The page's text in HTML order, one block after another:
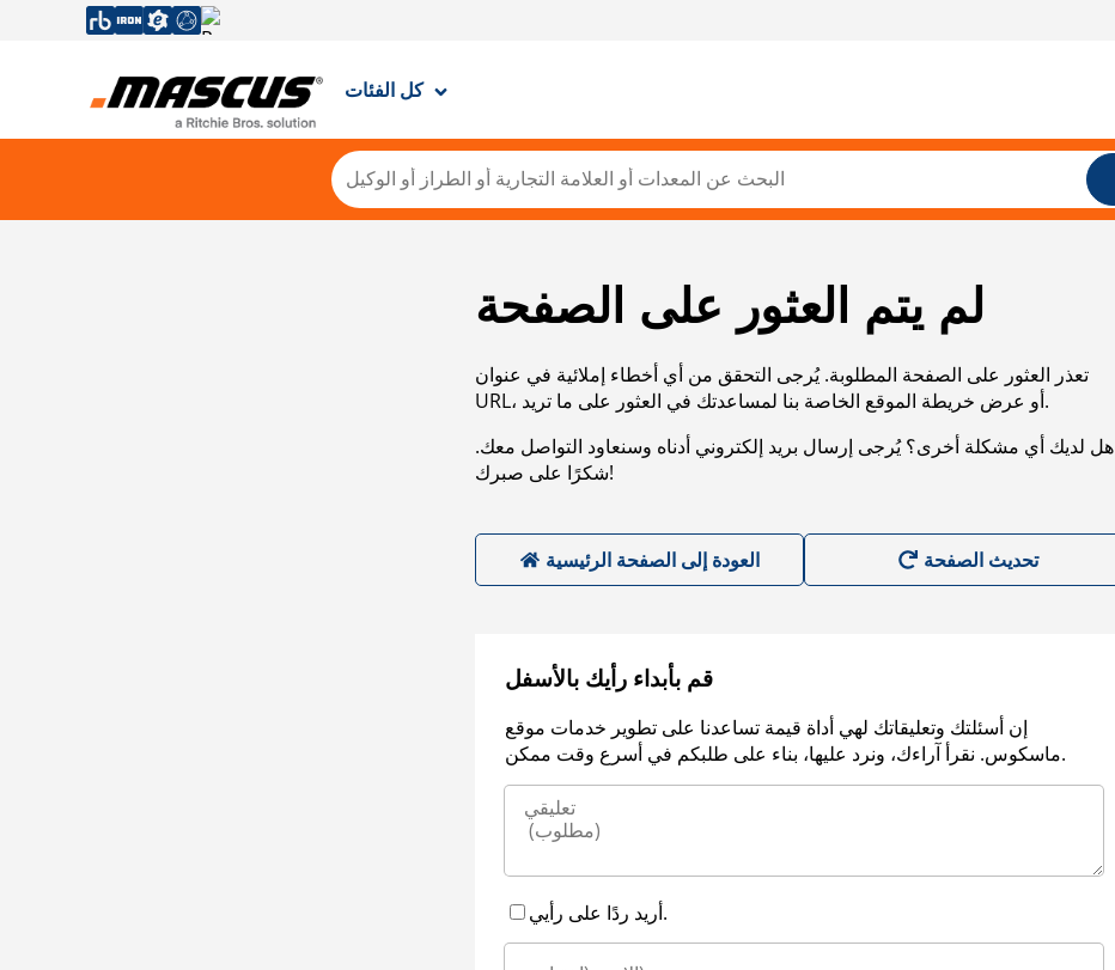
كل الفئات
لم يتم العثور على الصفحة
تعذر العثور على الصفحة المطلوبة. يُرجى التحقق من أي أخطاء إملائية في عنوان
URL، أو عرض خريطة الموقع الخاصة بنا لمساعدتك في العثور على ما تريد.
هل لديك أي مشكلة أخرى؟ يُرجى إرسال بريد إلكتروني أدناه وسنعاود التواصل معك.
شكرًا على صبرك!
العودة إلى الصفحة الرئيسية
قم بأبداء رأيك بالأسفل
إن أسئلتك وتعليقاتك لهي أداة قيمة تساعدنا على تطوير خدمات موقع
ماسكوس. نقرأ آراءك، ونرد عليها، بناء على طلبكم في أسرع وقت ممكن.
أريد ردًا على رأيي.